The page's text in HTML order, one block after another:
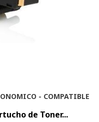
- COMPATIBLE
de Toner...